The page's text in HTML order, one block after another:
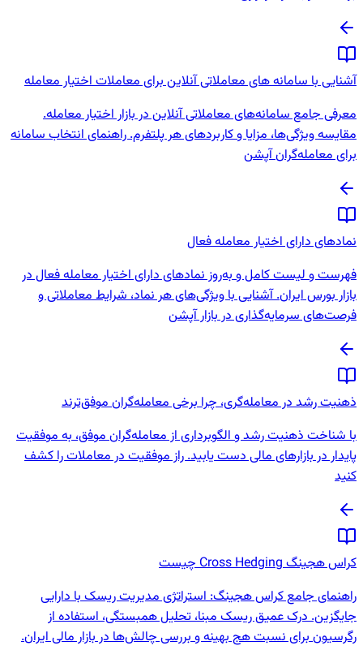
آشنایی با سامانه های معاملاتی آنلاین برای معاملات اختیار معامله
معرفی جامع سامانه‌های معاملاتی آنلاین در بازار اختیار معامله.
مقایسه ویژگی‌ها، مزایا و کاربردهای هر پلتفرم. راهنمای انتخاب سامانه
برای معامله‌گران آپشن
نمادهای دارای اختیار معامله فعال
فهرست و لیست کامل و به‌روز نمادهای دارای اختیار معامله فعال در
بازار بورس ایران. آشنایی با ویژگی‌های هر نماد، شرایط معاملاتی و
فرصت‌های سرمایه‌گذاری در بازار آپشن
ذهنیت رشد در معامله‌گری، چرا برخی معامله‌گران موفق‌ترند
با شناخت ذهنیت رشد و الگوبرداری از معامله‌گران موفق، به موفقیت
پایدار در بازارهای مالی دست یابید. راز موفقیت در معاملات را کشف
کنید
کراس هجینگ Cross Hedging چیست
راهنمای جامع کراس هجینگ: استراتژی مدیریت ریسک با دارایی
جایگزین. درک عمیق ریسک مبنا، تحلیل همبستگی، استفاده از
رگرسیون برای نسبت هج بهینه و بررسی چالش‌ها در بازار مالی ایران.